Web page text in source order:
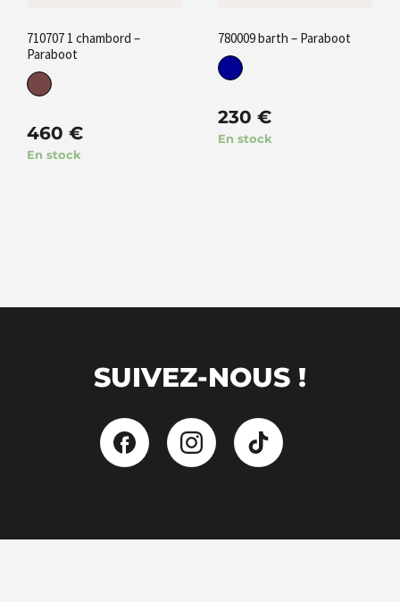
710707 1 chambord –
Paraboot
460 €
En stock
780009 barth – Paraboot
230 €
En stock
SUIVEZ-NOUS !